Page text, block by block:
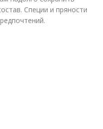
Специи и пряности